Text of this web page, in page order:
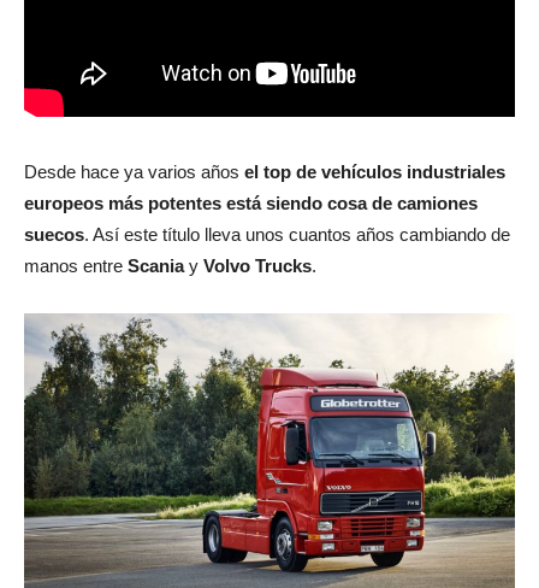
Desde hace ya varios años el top de vehículos industriales
europeos más potentes está siendo cosa de camiones
suecos. Así este título lleva unos cuantos años cambiando de
manos entre Scaniay Volvo Trucks.